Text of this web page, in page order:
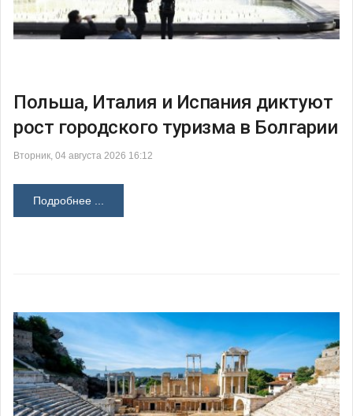
Польша, Италия и Испания диктуют
рост городского туризма в Болгарии
Вторник, 04 августа 2026 16:12
Подробнее ...